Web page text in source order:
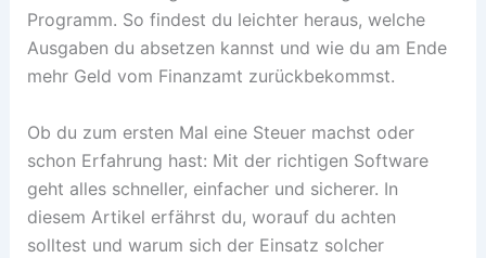
Programm. So findest du leichter heraus, welche
Ausgaben du absetzen kannst und wie du am Ende
mehr Geld vom Finanzamt zurückbekommst.
Ob du zum ersten Mal eine Steuer machst oder
schon Erfahrung hast: Mit der richtigen Software
geht alles schneller, einfacher und sicherer. In
diesem Artikel erfährst du, worauf du achten
solltest und warum sich der Einsatz solcher